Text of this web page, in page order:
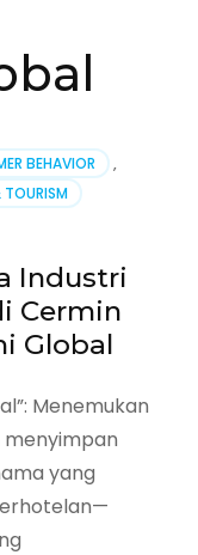
BEHAVIOR
,
Industri
Cermin
Global
Menemukan
yang